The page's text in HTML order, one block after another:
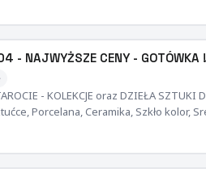
- NAJWYŻSZE CENY - GOTÓWKA
- KOLEKCJE oraz DZIEŁA
Porcelana, Ceramika, Szkło kolor,